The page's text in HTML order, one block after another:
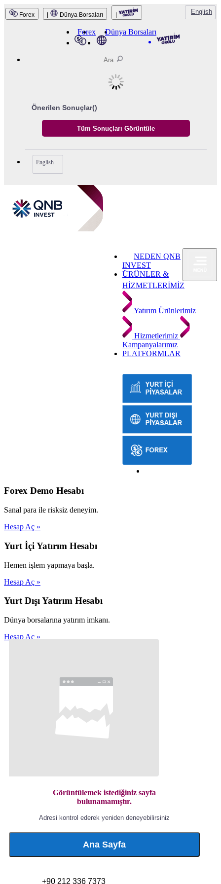
QNB Invest
Forex Dünya Borsaları English
Forex Dünya Borsaları
Önerilen Sonuçlar()
English
NEDEN QNB
INVEST
ÜRÜNLER &
HİZMETLERİMİZ
Yatırım Ürünlerimiz
Hizmetlerimiz
Kampanyalarımız
PLATFORMLAR
Forex Demo Hesabı
Sanal para ile risksiz deneyim.
Hesap Aç »
Yurt İçi Yatırım Hesabı
Hemen işlem yapmaya başla.
Hesap Aç »
Yurt Dışı Yatırım Hesabı
Dünya borsalarına yatırım imkanı.
Hesap Aç »
Görüntülemek istediğiniz sayfa
bulunamamıştır.
Adresi kontrol ederek yeniden deneyebilirsiniz
Ana Sayfa
+90 212 336 7373